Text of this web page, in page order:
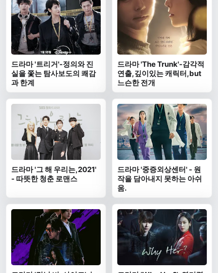
드라마 '트리거'-정의와 진
실을 쫓는 탐사보도의 쾌감
과 한계
드라마 'The Trunk'-감각적
연출,깊이있는 캐릭터,but
느슨한 전개
드라마 '그 해 우리는,2021'
- 따뜻한 청춘 로맨스
드라마 '중증외상센터' - 원
작을 담아내지 못하는 아쉬
움.